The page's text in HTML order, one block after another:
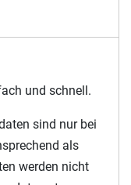
und schnell.
sind nur bei
als
werden nicht